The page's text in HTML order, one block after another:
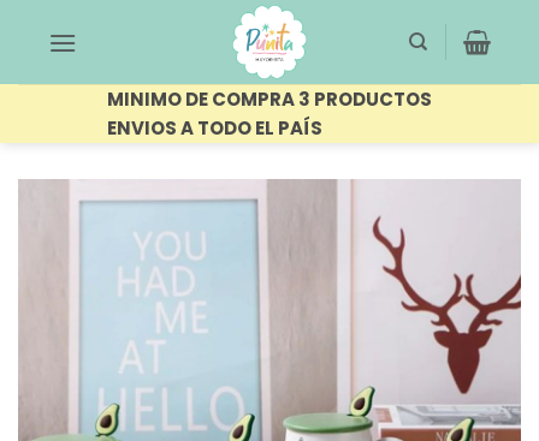
MINIMO DE COMPRA 3 PRODUCTOS
ENVIOS A TODO EL PAÍS